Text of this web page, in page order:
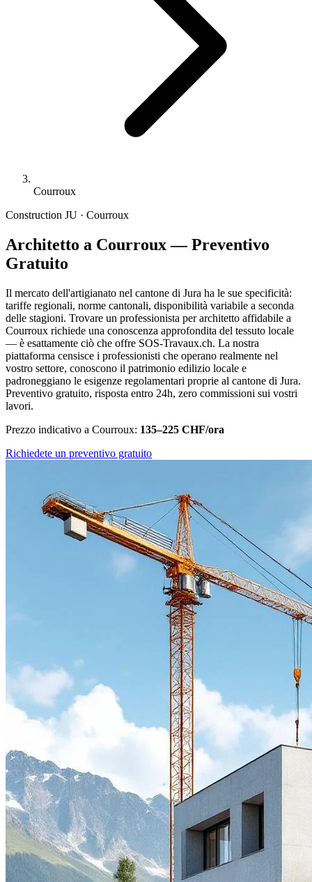
Courroux
Construction JU · Courroux
Architetto a Courroux — Preventivo
Gratuito
Il mercato dell'artigianato nel cantone di Jura ha le sue specificità:
tariffe regionali, norme cantonali, disponibilità variabile a seconda
delle stagioni. Trovare un professionista per architetto affidabile a
Courroux richiede una conoscenza approfondita del tessuto locale
— è esattamente ciò che offre SOS-Travaux.ch. La nostra
piattaforma censisce i professionisti che operano realmente nel
vostro settore, conoscono il patrimonio edilizio locale e
padroneggiano le esigenze regolamentari proprie al cantone di Jura.
Preventivo gratuito, risposta entro 24h, zero commissioni sui vostri
lavori.
Prezzo indicativo a Courroux: 135–225 CHF/ora
Richiedete un preventivo gratuito